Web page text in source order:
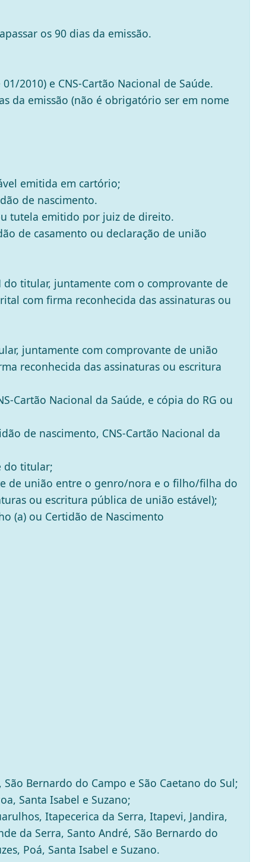
os 90 dias da emissão.
2010) e CNS-Cartão Nacional de Saúde.
da emissão (não é obrigatório ser em nome
emitida em cartório;
de nascimento.
tutela emitido por juiz de direito.
de casamento ou declaração de união
do titular, juntamente com o comprovante de
com firma reconhecida das assinaturas ou
juntamente com comprovante de união
reconhecida das assinaturas ou escritura
Cartão Nacional da Saúde, e cópia do RG ou
de nascimento, CNS-Cartão Nacional da
do titular;
de união entre o genro/nora e o filho/filha do
ou escritura pública de união estável);
(a) ou Certidão de Nascimento
Bernardo do Campo e São Caetano do Sul;
Santa Isabel e Suzano;
Itapecerica da Serra, Itapevi, Jandira,
da Serra, Santo André, São Bernardo do
Poá, Santa Isabel e Suzano.